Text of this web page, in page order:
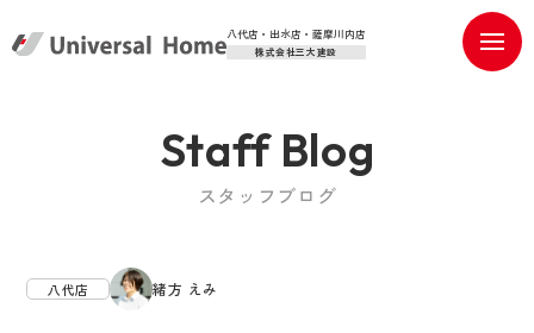
八代店・出水店・薩摩川内店
株式会社三大建設
Staff Blog
スタッフブログ
八代店 緒方 えみ